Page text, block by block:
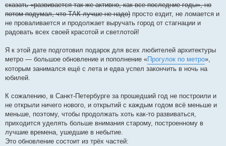
сказать «развивается так же активно, как все последние годы», но
потом подумал, что ТАК лучше не надо) просто ездит, не ломается и
не проваливается и продолжает выручать город от стагнации и
радовать всех своей красотой и светлотой!
Я к этой дате подготовил подарок для всех любителей архитектуры
метро — большое обновление и пополнение «Прогулок по метро»,
которым занимался ещё с лета и едва успел закончить в ночь на
юбилей.
К сожалению, в Санкт-Петербурге за прошедший год не построили и
не открыли ничего нового, и открытий с каждым годом всё меньше и
меньше, поэтому, чтобы продолжать хоть как-то развиваться,
приходится уделять больше внимания старому, построенному в
лучшие времена, ушедшие в небытие.
Это обновление состоит из трёх частей: